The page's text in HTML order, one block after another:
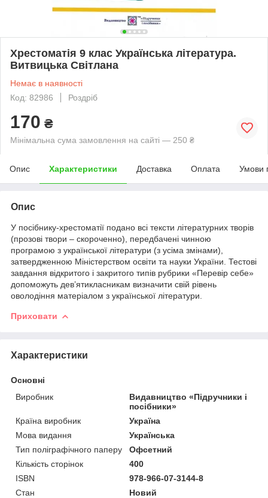
Хрестоматія 9 клас Українська література.
Витвицька Світлана
Немає в наявності
Код: 82986
Роздріб
170 ₴
Мінімальна сума замовлення на сайті — 250 ₴
Опис Характеристики Доставка Оплата Умови
Опис
У посібнику-хрестоматії подано всі тексти літературних творів
(прозові твори – скороченно), передбачені чинною
програмою з української літератури (з усіма змінами),
затвердженною Міністерством освіти та науки України. Тестові
завдання відкритого і закритого типів рубрики «Перевір себе»
допоможуть дев’ятикласникам визначити свій рівень
оволодіння матеріалом з української літератури.
Приховати
Характеристики
Основні
Виробник
Видавництво «Підручники і
посібники»
Країна виробник
Україна
Мова видання
Українська
Тип поліграфічного паперу
Офсетний
Кількість сторінок
400
ISBN
978-966-07-3144-8
Стан
Новий